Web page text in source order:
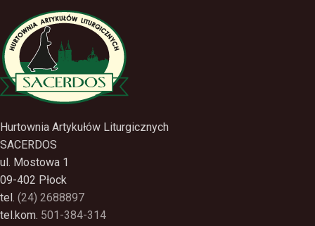
Hurtownia Artykułów Liturgicznych
SACERDOS
ul. Mostowa 1
09-402 Płock
tel. (24) 2688897
tel.kom. 501-384-314